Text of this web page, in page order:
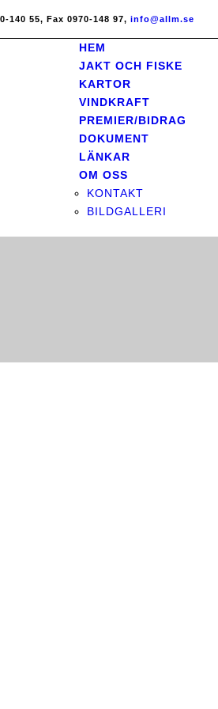
55, Fax 0970-148 97, info@allm.se
HEM
JAKT OCH FISKE
KARTOR
VINDKRAFT
PREMIER/BIDRAG
DOKUMENT
LÄNKAR
OM OSS
KONTAKT
BILDGALLERI